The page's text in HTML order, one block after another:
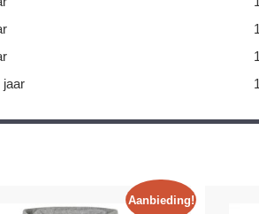
jaar
Aanbieding!